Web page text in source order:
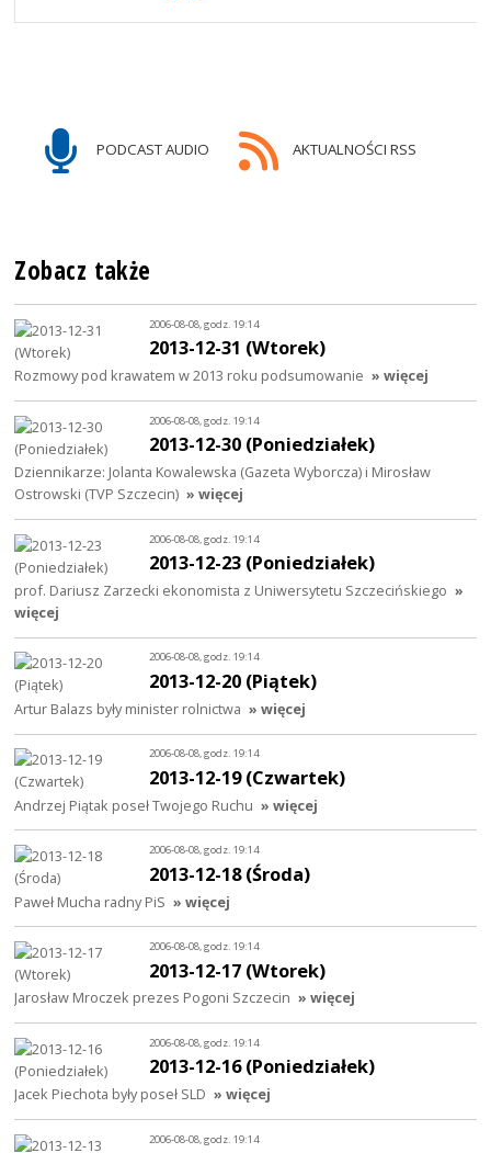
PODCAST AUDIO AKTUALNOŚCI RSS
Zobacz także
2006-08-08, godz. 19:14
2013-12-31 (Wtorek)
Rozmowy pod krawatem w 2013 roku podsumowanie » więcej
2006-08-08, godz. 19:14
2013-12-30 (Poniedziałek)
Dziennikarze: Jolanta Kowalewska (Gazeta Wyborcza) i Mirosław
Ostrowski (TVP Szczecin) » więcej
2006-08-08, godz. 19:14
2013-12-23 (Poniedziałek)
prof. Dariusz Zarzecki ekonomista z Uniwersytetu Szczecińskiego »
więcej
2006-08-08, godz. 19:14
2013-12-20 (Piątek)
Artur Balazs były minister rolnictwa » więcej
2006-08-08, godz. 19:14
2013-12-19 (Czwartek)
Andrzej Piątak poseł Twojego Ruchu » więcej
2006-08-08, godz. 19:14
2013-12-18 (Środa)
Paweł Mucha radny PiS » więcej
2006-08-08, godz. 19:14
2013-12-17 (Wtorek)
Jarosław Mroczek prezes Pogoni Szczecin » więcej
2006-08-08, godz. 19:14
2013-12-16 (Poniedziałek)
Jacek Piechota były poseł SLD » więcej
2006-08-08, godz. 19:14